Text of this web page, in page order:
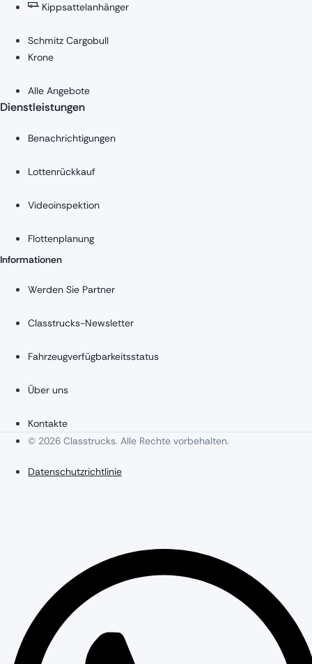
Kippsattelanhänger
Schmitz Cargobull
Krone
Alle Angebote
Dienstleistungen
Benachrichtigungen
Lottenrückkauf
Videoinspektion
Flottenplanung
Informationen
Werden Sie Partner
Classtrucks-Newsletter
Fahrzeugverfügbarkeitsstatus
Über uns
Kontakte
© 2026 Classtrucks. Alle Rechte vorbehalten.
Datenschutzrichtlinie